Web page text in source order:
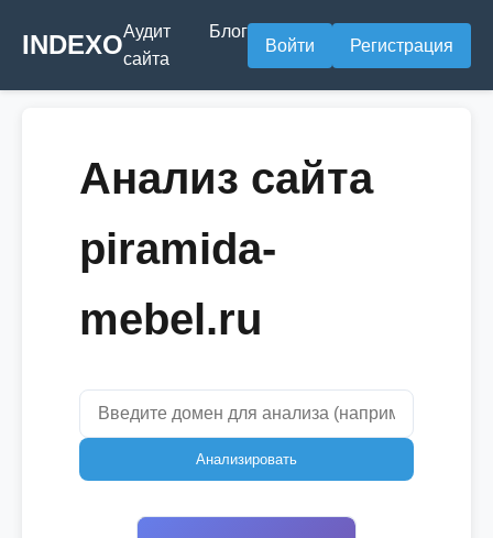
INDEXOАудит
сайта
Блог
Войти Регистрация
Анализ сайта
piramida-
mebel.ru
Анализировать